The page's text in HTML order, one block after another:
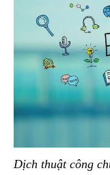
Dịch thuật công